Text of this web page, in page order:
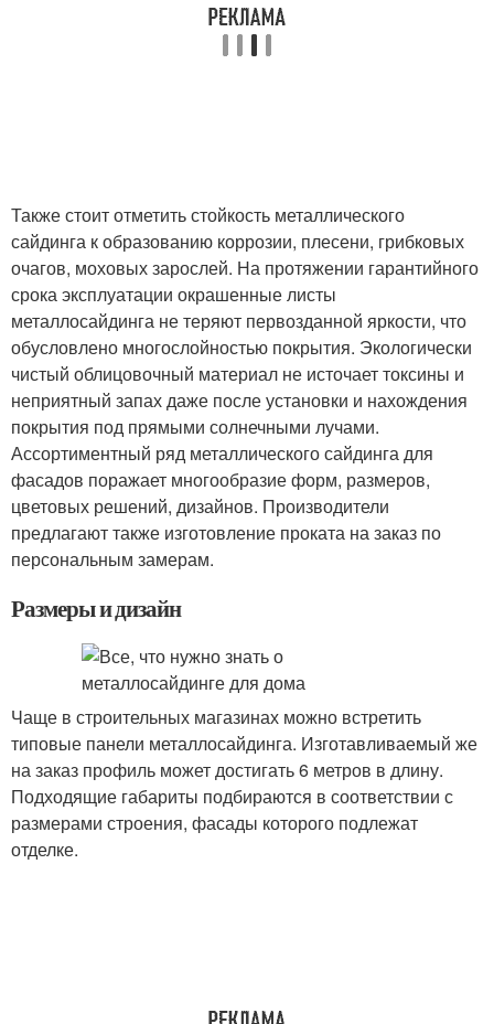
Также стоит отметить стойкость металлического
сайдинга к образованию коррозии, плесени, грибковых
очагов, моховых зарослей. На протяжении гарантийного
срока эксплуатации окрашенные листы
металлосайдинга не теряют первозданной яркости, что
обусловлено многослойностью покрытия. Экологически
чистый облицовочный материал не источает токсины и
неприятный запах даже после установки и нахождения
покрытия под прямыми солнечными лучами.
Ассортиментный ряд металлического сайдинга для
фасадов поражает многообразие форм, размеров,
цветовых решений, дизайнов. Производители
предлагают также изготовление проката на заказ по
персональным замерам.
Размеры и дизайн
Чаще в строительных магазинах можно встретить
типовые панели металлосайдинга. Изготавливаемый же
на заказ профиль может достигать 6 метров в длину.
Подходящие габариты подбираются в соответствии с
размерами строения, фасады которого подлежат
отделке.